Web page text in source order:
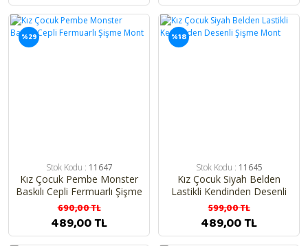
%29
Stok Kodu : 11647
Kız Çocuk Pembe Monster
Baskılı Cepli Fermuarlı Şişme
Mont
690,00 TL
489,00 TL
%18
Stok Kodu : 11645
Kız Çocuk Siyah Belden
Lastikli Kendinden Desenli
Şişme Mont
599,00 TL
489,00 TL